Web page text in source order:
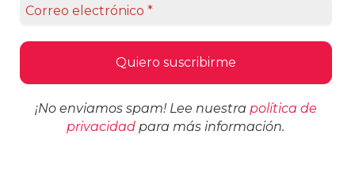
¡No enviamos spam! Lee nuestra política de
privacidad para más información.